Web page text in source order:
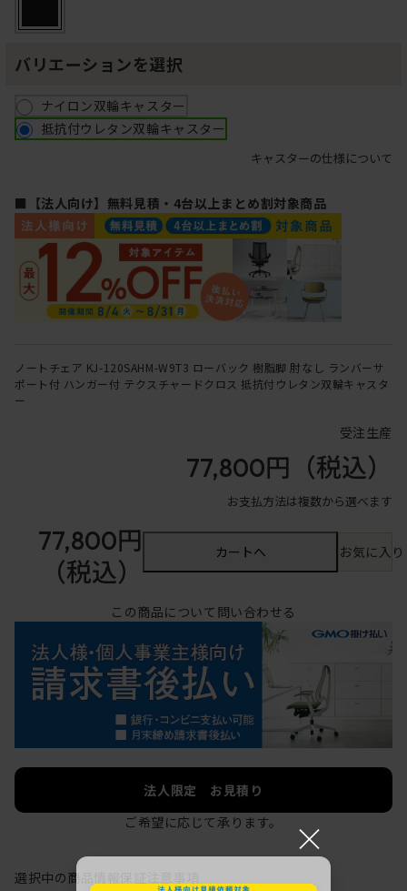
バリエーションを選択
ナイロン双輪キャスター
抵抗付ウレタン双輪キャスター
キャスターの仕様について
■【法人向け】無料見積・4台以上まとめ割対象商品
ノートチェア KJ-120SAHM-W9T3 ローバック 樹脂脚 肘なし ランバーサ
ポート付 ハンガー付 テクスチャードクロス 抵抗付ウレタン双輪キャスタ
ー
受注生産
77,800円 （税込）
お支払方法は複数から選べます
77,800円
（税込）
カートへ お気に入
この商品について問い合わせる
法人限定 お見積り
ご希望に応じて承ります。
選択中の商品情報
×